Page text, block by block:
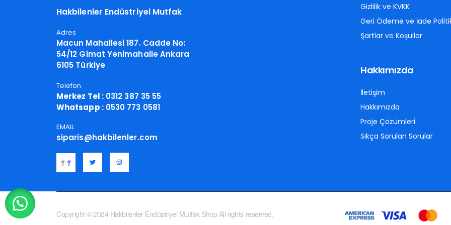
Hakbilenler Endüstriyel Mutfak
Adres
Macun Mahallesi 187. Cadde No:
54/12 Gimat Yenimahalle Ankara
6105 Türkiye
Telefon
Merkez Tel :0312 387 35 55
Whatsapp :0530 773 0581
EMAIL
siparis@hakbilenler.com
Gizlilik ve KVKK
Geri Ödeme ve İade
Şartlar ve Koşullar
Hakkımızda
İletişim
Hakkımızda
Proje Çözümleri
Sıkça Sorulan Sorular
Copyright © 2024 Hakbilenler Endüstriyel Mutfak Shop All rights reserved.